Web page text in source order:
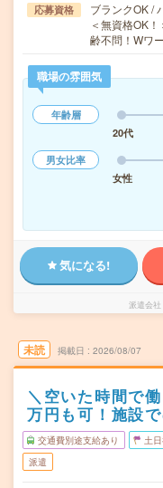
応募資格
ブランクOK /
＜無資格OK
齢不問！Wワ
職場の雰囲気
年齢層
20代
男女比率
女性
気になる!
派遣会社
未読 掲載日 2026/08/07
＼空いた時間で
万円も可！施設
交通費別途支給あり 土
派遣